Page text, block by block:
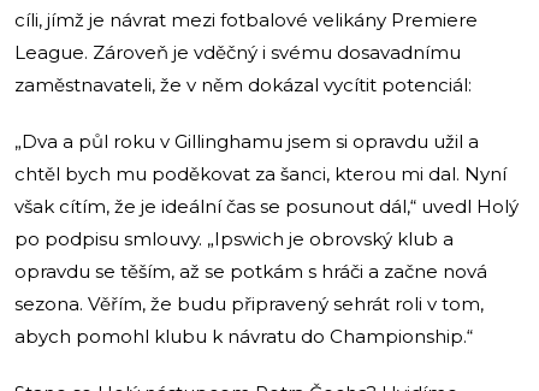
cíli, jímž je návrat mezi fotbalové velikány Premiere
League. Zároveň je vděčný i svému dosavadnímu
zaměstnavateli, že v něm dokázal vycítit potenciál:
„Dva a půl roku v Gillinghamu jsem si opravdu užil a
chtěl bych mu poděkovat za šanci, kterou mi dal. Nyní
však cítím, že je ideální čas se posunout dál,“ uvedl Holý
po podpisu smlouvy. „Ipswich je obrovský klub a
opravdu se těším, až se potkám s hráči a začne nová
sezona. Věřím, že budu připravený sehrát roli v tom,
abych pomohl klubu k návratu do Championship.“